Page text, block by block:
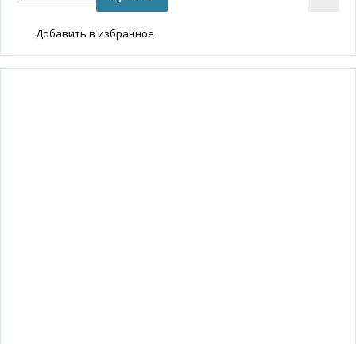
Добавить в избранное